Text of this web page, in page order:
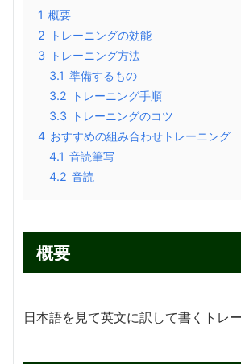
1 概要
2
トレーニングの効能
3
トレーニング方法
3.1 準備するもの
3.2
トレーニング手順
3.3
トレーニングのコツ
4 おすすめの組み合わせトレーニング
4.1 音読筆写
4.2 音読
概要
日本語を見て英文に訳して書くトレ